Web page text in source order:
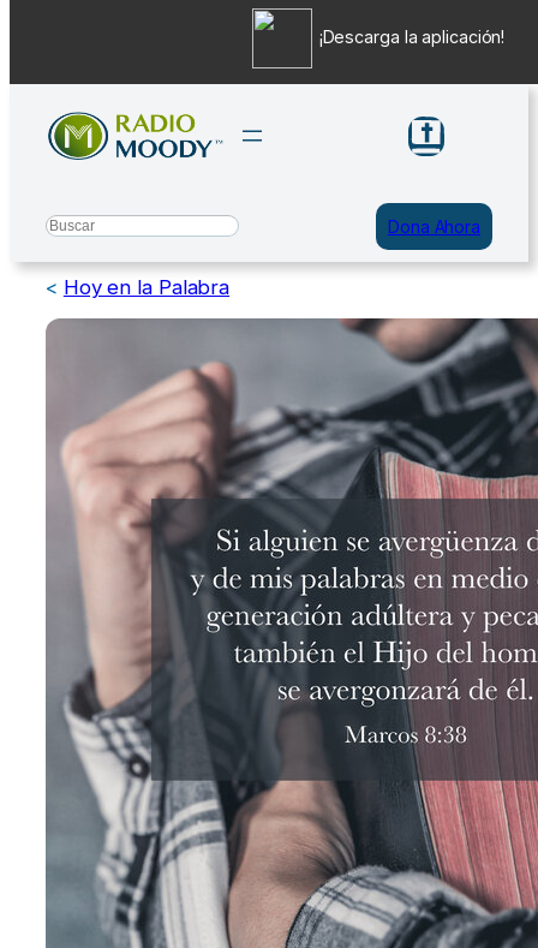
contenido
Search Dona Ahora
< Hoy en la Palabra
¡Descarga la aplicación!